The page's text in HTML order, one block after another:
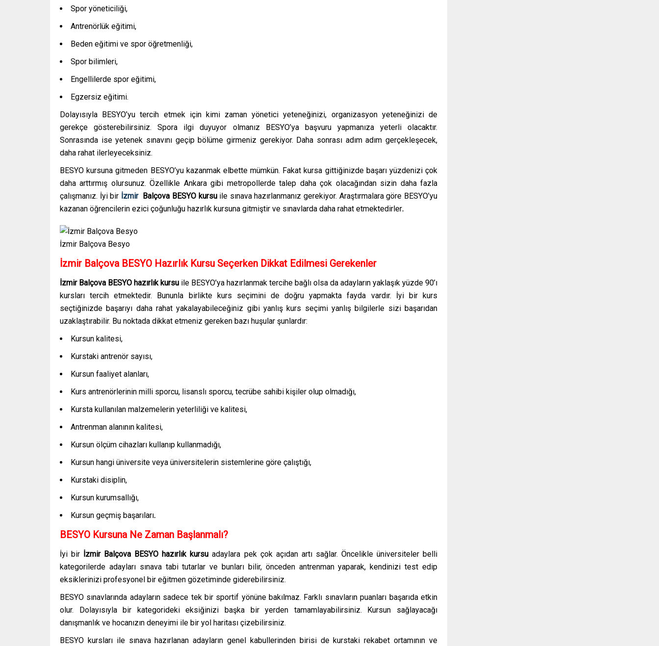
Spor yöneticiliği,
Antrenörlük eğitimi,
Beden eğitimi ve spor öğretmenliği,
Spor bilimleri,
Engellilerde spor eğitimi,
Egzersiz eğitimi.
Dolayısıyla BESYO’yu tercih etmek için kimi zaman yönetici yeteneğinizi, organizasyon yeteneğinizi de
gerekçe gösterebilirsiniz. Spora ilgi duyuyor olmanız BESYO’ya başvuru yapmanıza yeterli olacaktır.
Sonrasında ise yetenek sınavını geçip bölüme girmeniz gerekiyor. Daha sonrası adım adım gerçekleşecek,
daha rahat ilerleyeceksiniz.
BESYO kursuna gitmeden BESYO’yu kazanmak elbette mümkün. Fakat kursa gittiğinizde başarı yüzdenizi çok
daha arttırmış olursunuz. Özellikle Ankara gibi metropollerde talep daha çok olacağından sizin daha fazla
çalışmanız. İyi bir İzmir Balçova BESYO kursu ile sınava hazırlanmanız gerekiyor. Araştırmalara göre BESYO’yu
kazanan öğrencilerin ezici çoğunluğu hazırlık kursuna gitmiştir ve sınavlarda daha rahat etmektedirler.
İzmir Balçova Besyo
İzmir Balçova BESYO Hazırlık Kursu Seçerken Dikkat Edilmesi Gerekenler
İzmir Balçova BESYO hazırlık kursu ile BESYO’ya hazırlanmak tercihe bağlı olsa da adayların yaklaşık yüzde 90’ı
kursları tercih etmektedir. Bununla birlikte kurs seçimini de doğru yapmakta fayda vardır. İyi bir kurs
seçtiğinizde başarıyı daha rahat yakalayabileceğiniz gibi yanlış kurs seçimi yanlış bilgilerle sizi başarıdan
uzaklaştırabilir. Bu noktada dikkat etmeniz gereken bazı huşular şunlardır:
Kursun kalitesi,
Kurstaki antrenör sayısı,
Kursun faaliyet alanları,
Kurs antrenörlerinin milli sporcu, lisanslı sporcu, tecrübe sahibi kişiler olup olmadığı,
Kursta kullanılan malzemelerin yeterliliği ve kalitesi,
Antrenman alanının kalitesi,
Kursun ölçüm cihazları kullanıp kullanmadığı,
Kursun hangi üniversite veya üniversitelerin sistemlerine göre çalıştığı,
Kurstaki disiplin,
Kursun kurumsallığı,
Kursun geçmiş başarıları.
BESYO Kursuna Ne Zaman Başlanmalı?
İyi bir İzmir Balçova BESYO hazırlık kursuadaylara pek çok açıdan artı sağlar. Öncelikle üniversiteler belli
kategorilerde adayları sınava tabi tutarlar ve bunları bilir, önceden antrenman yaparak, kendinizi test edip
eksiklerinizi profesyonel bir eğitmen gözetiminde giderebilirsiniz.
BESYO sınavlarında adayların sadece tek bir sportif yönüne bakılmaz. Farklı sınavların puanları başarıda etkin
olur. Dolayısıyla bir kategorideki eksiğinizi başka bir yerden tamamlayabilirsiniz. Kursun sağlayacağı
danışmanlık ve hocanızın deneyimi ile bir yol haritası çizebilirsiniz.
BESYO kursları ile sınava hazırlanan adayların genel kabullerinden birisi de kurstaki rekabet ortamının ve